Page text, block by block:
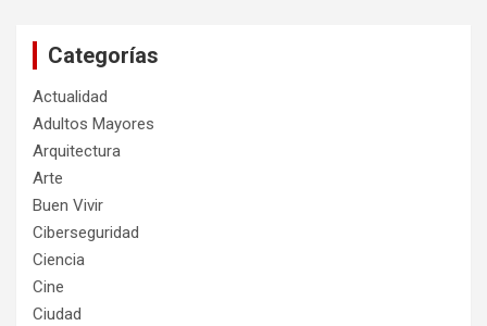
Categorías
Actualidad
Adultos Mayores
Arquitectura
Arte
Buen Vivir
Ciberseguridad
Ciencia
Cine
Ciudad